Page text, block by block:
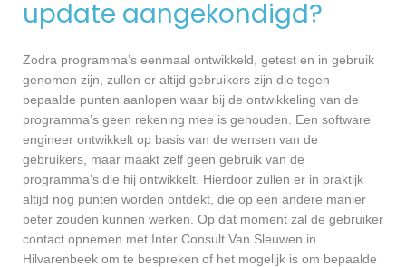
update aangekondigd?
Zodra programma’s eenmaal ontwikkeld, getest en in gebruik
genomen zijn, zullen er altijd gebruikers zijn die tegen
bepaalde punten aanlopen waar bij de ontwikkeling van de
programma’s geen rekening mee is gehouden. Een software
engineer ontwikkelt op basis van de wensen van de
gebruikers, maar maakt zelf geen gebruik van de
programma’s die hij ontwikkelt. Hierdoor zullen er in praktijk
altijd nog punten worden ontdekt, die op een andere manier
beter zouden kunnen werken. Op dat moment zal de gebruiker
contact opnemen met Inter Consult Van Sleuwen in
Hilvarenbeek om te bespreken of het mogelijk is om bepaalde